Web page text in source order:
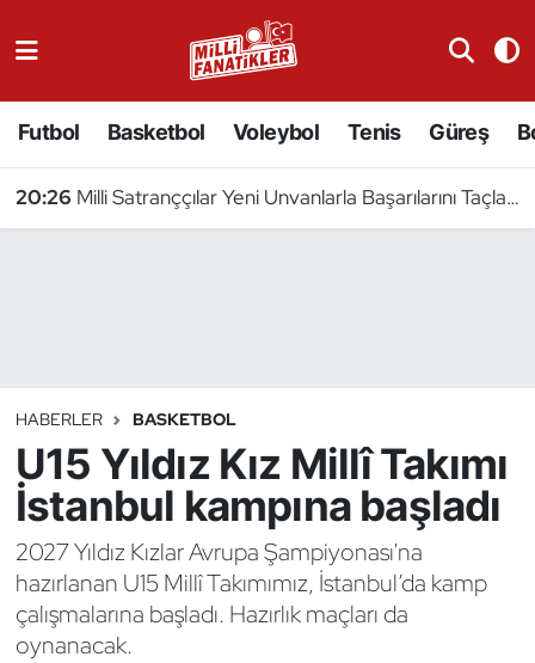
Futbol Basketbol Voleybol Tenis Güreş
20:26 Milli Satranççılar Yeni Unvanlarla Başarılarını Taçlandırdı
HABERLER BASKETBOL
U15 Yıldız Kız Millî Takımı
İstanbul kampına başladı
2027 Yıldız Kızlar Avrupa Şampiyonası'na
hazırlanan U15 Millî Takımımız, İstanbul’da kamp
çalışmalarına başladı. Hazırlık maçları da
oynanacak.
Badminton
Binicilik
Bisiklet
Bocce Bowling Dart
Boks